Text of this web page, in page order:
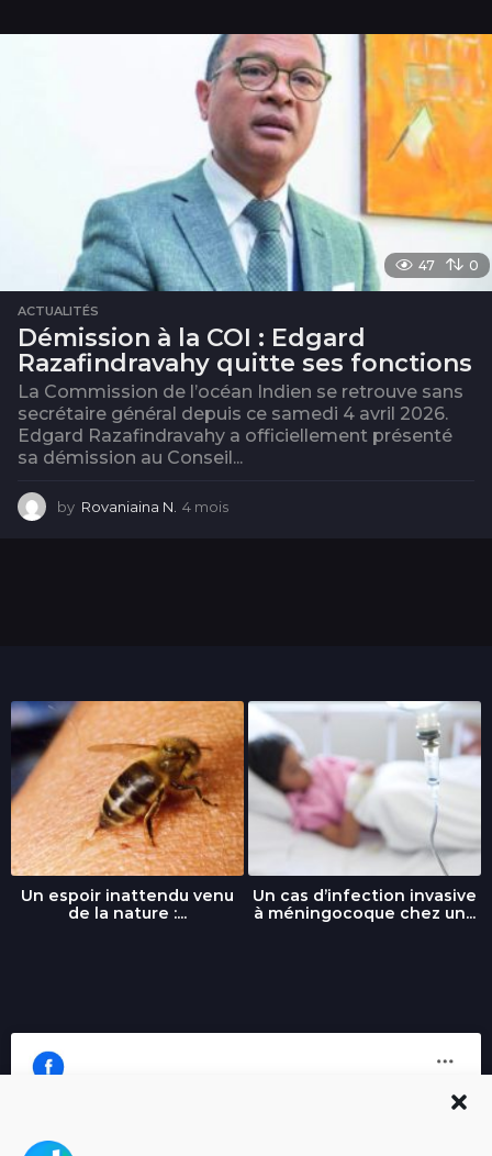
47 0
ACTUALITÉS
Démission à la COI : Edgard
Razafindravahy quitte ses fonctions
La Commission de l’océan Indien se retrouve sans
secrétaire général depuis ce samedi 4 avril 2026.
Edgard Razafindravahy a officiellement présenté
sa démission au Conseil...
by Rovaniaina N. 4 mois
Un espoir inattendu venu
de la nature :...
Un cas d’infection invasive
à méningocoque chez un...